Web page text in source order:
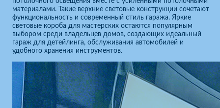
материалами. Такие верхние световые конструкции сочетают
функциональность и современный стиль гаража. Яркие
световые короба для мастерских остаются популярным
выбором среди владельцев домов, создающих идеальный
гараж для детейлинга, обслуживания автомобилей и
удобного хранения инструментов.